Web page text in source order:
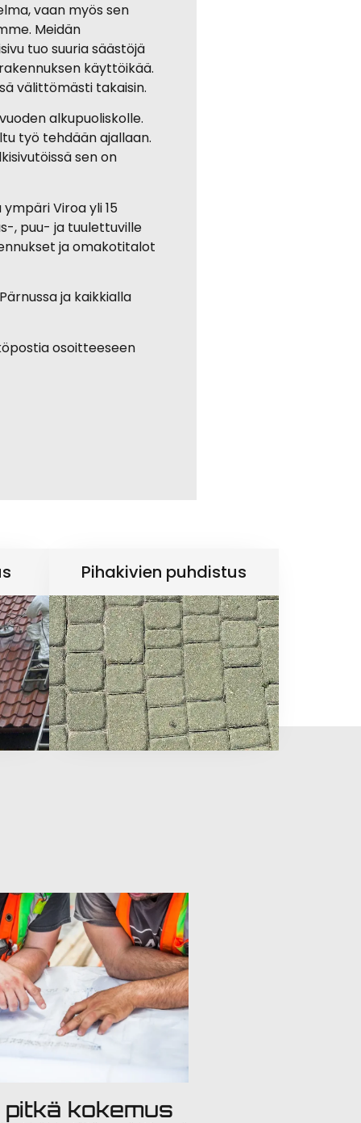
vaan myös sen
Meidän
tuo suuria säästöjä
käyttöikää.
välittömästi takaisin.
alkupuoliskolle.
työ tehdään ajallaan.
sen on
Viroa yli 15
, puu- ja tuulettuville
ja omakotitalot
ja kaikkialla
osoitteeseen
Pihakivien puhdistus
pitkä kokemus